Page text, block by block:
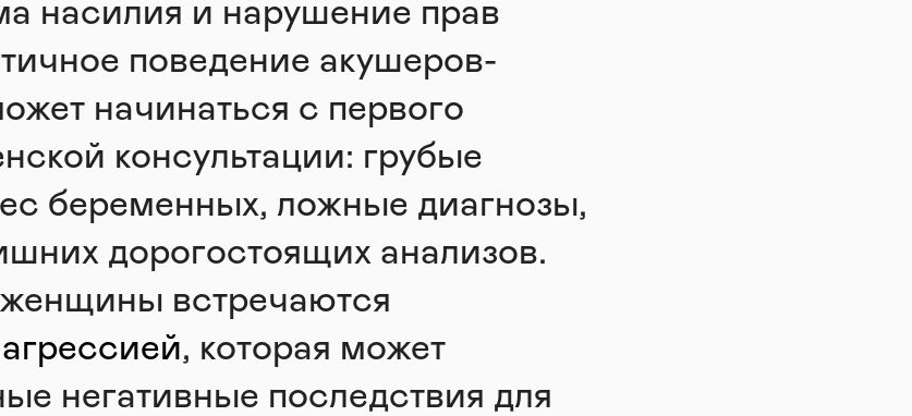
насилия и нарушение прав
поведение акушеров-
начинаться с первого
консультации: грубые
беременных, ложные диагнозы,
дорогостоящих анализов.
встречаются
, которая может
негативные последствия для